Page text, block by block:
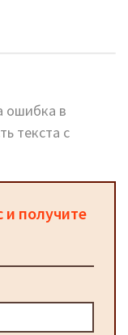
ошибка в
текста с
и получите